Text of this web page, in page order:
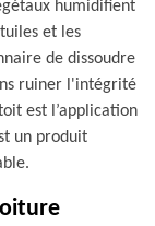
humidifient
et les
de dissoudre
ruiner l'intégrité
est l’application
un produit